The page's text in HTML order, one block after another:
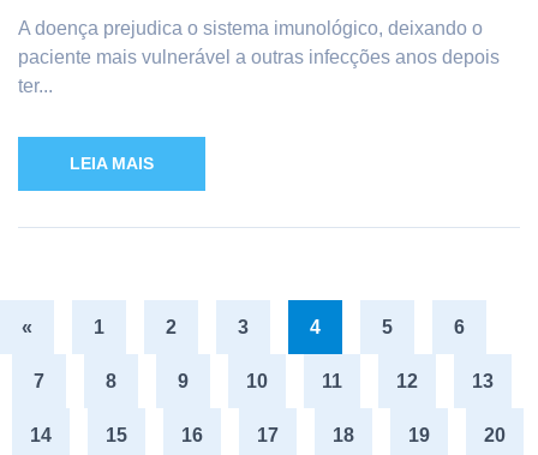
A doença prejudica o sistema imunológico, deixando o
paciente mais vulnerável a outras infecções anos depois
ter...
LEIA MAIS
« 1 2 3 4 5 6
7 8 9 10 11 12 13
14 15 16 17 18 19 20